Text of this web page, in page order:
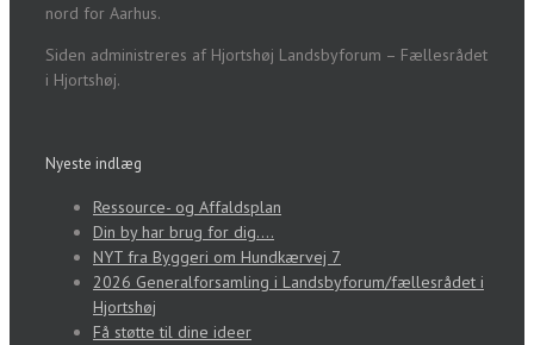
nord for Aarhus.
Siden administreres af Hjortshøj Landsbyforum – Fællesrådet
i Hjortshøj.
Nyeste indlæg
Ressource- og Affaldsplan
Din by har brug for dig….
NYT fra Byggeri om Hundkærvej 7
2026 Generalforsamling i Landsbyforum/fællesrådet i
Hjortshøj
Få støtte til dine ideer